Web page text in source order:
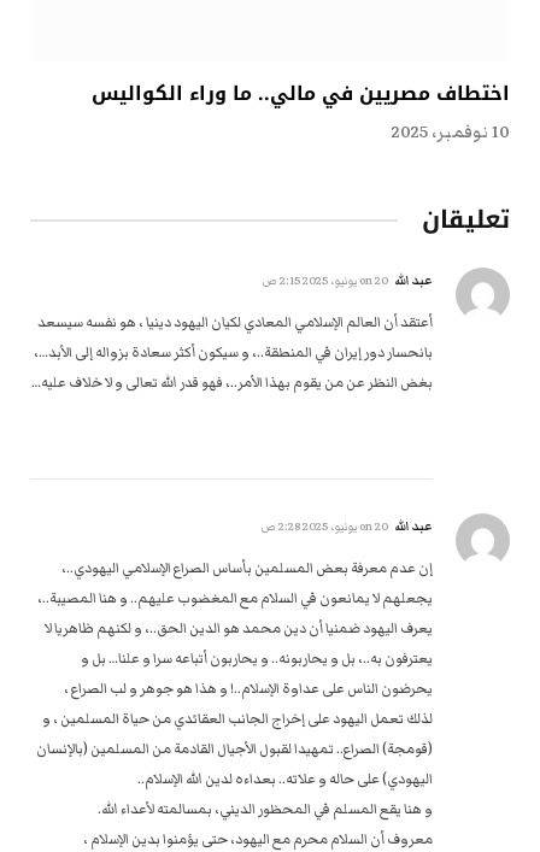
اختطاف مصريين في مالي.. ما وراء الكواليس
10 نوفمبر، 2025
تعليقان
عبد الله 20 يونيو، 2025 2:15 ص
أعتقد أن العالم الإسلامي المعادي لكيان اليهود دينيا ، هو نفسه سيسعد
بانحسار دور إيران في المنطقة..، و سيكون أكثر سعادة بزواله إلى الأبد…،
بغض النظر عن من يقوم بهذا الأمر..، فهو قدر الله تعالى و لا خلاف عليه…
عبد الله 20 يونيو، 2025 2:28 ص
إن عدم معرفة بعض المسلمين بأساس الصراع الإسلامي اليهودي..،
يجعلهم لا يمانعون في السلام مع المغضوب عليهم.. و هنا المصيبة..،‏‎
يعرف اليهود ضمنيا أن دين محمد هو الدين الحق..، و لكنهم ظاهريا لا
يعترفون به..، بل و يحاربونه.. و يحاربون أتباعه سرا و علنا… بل و
يحرضون الناس على عداوة الإسلام..! و هذا هو جوهر و لب الصراع ،
لذلك تعمل اليهود على إخراج الجانب العقائدي من حياة المسلمين ، و
(قومجة) الصراع.. تمهيدا لقبول الأجيال القادمة من المسلمين (بالإنسان
اليهودي) على حاله و علاته.. بعداءه لدين الله الإسلام..
و هنا يقع المسلم في المحظور الديني، بمسالمته لأعداء الله.
معروف أن السلام محرم مع اليهود، حتى يؤمنوا بدين الإسلام ،